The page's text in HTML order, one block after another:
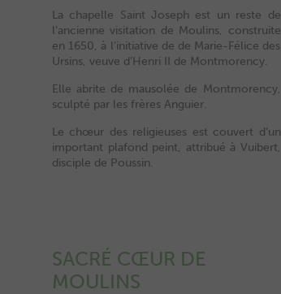
La chapelle Saint Joseph est un reste de
l’ancienne visitation de Moulins, construite
en 1650, à l’initiative de de Marie-Félice des
Ursins, veuve d’Henri II de Montmorency.
Elle abrite de mausolée de Montmorency,
sculpté par les frères Anguier.
Le chœur des religieuses est couvert d’un
important plafond peint, attribué à Vuibert,
disciple de Poussin.
SACRÉ CŒUR DE
MOULINS